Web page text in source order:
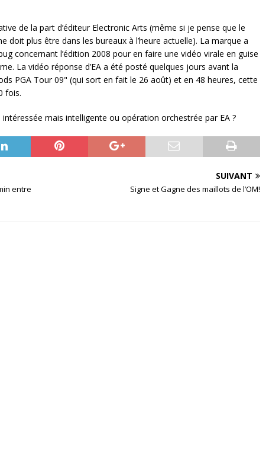
de la part d’éditeur Electronic Arts (même si je pense que le
doit plus être dans les bureaux à l’heure actuelle). La marque a
concernant l’édition 2008 pour en faire une vidéo virale en guise
La vidéo réponse d’EA a été posté quelques jours avant la
PGA Tour 09" (qui sort en fait le 26 août) et en 48 heures, cette
fois.
intéressée mais intelligente ou opération orchestrée par EA ?
entre
SUIVANT
Signe et Gagne des maillots de l’OM!